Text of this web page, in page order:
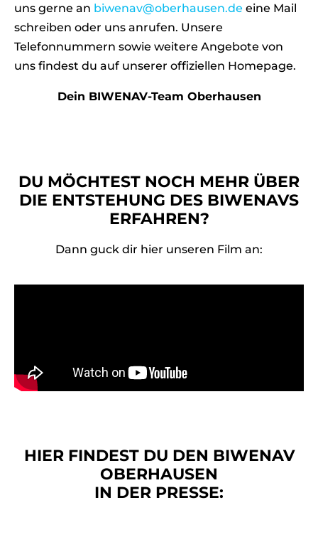
uns gerne an biwenav@oberhausen.de eine Mail
schreiben oder uns anrufen. Unsere
Telefonnummern sowie weitere Angebote von
uns findest du auf unserer offiziellen Homepage.
Dein BIWENAV-Team Oberhausen
DU MÖCHTEST NOCH MEHR ÜBER
DIE ENTSTEHUNG DES BIWENAVS
ERFAHREN?
Dann guck dir hier unseren Film an:
HIER FINDEST DU DEN BIWENAV
OBERHAUSEN
IN DER PRESSE: